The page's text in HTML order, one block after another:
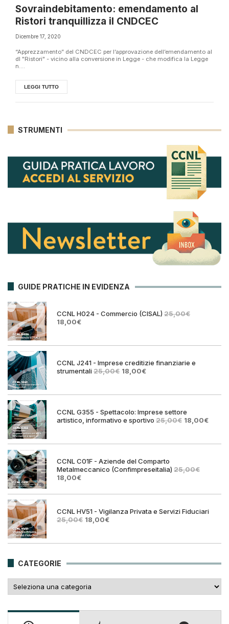
Sovraindebitamento: emendamento al
Ristori tranquillizza il CNDCEC
Dicembre 17, 2020
“Apprezzamento” del CNDCEC per l’approvazione dell’emendamento al
dl "Ristori" - vicino alla conversione in Legge - che modifica la Legge
n....
LEGGI TUTTO
STRUMENTI
GUIDE PRATICHE IN EVIDENZA
CCNL H024 - Commercio (CISAL) 25,00€
Il
era:
18,00€Il
è:
CCNL J241 - Imprese creditizie finanziarie e
strumentali25,00€ Il
era:
18,00€Il
è:
CCNL G355 - Spettacolo: Imprese settore
artistico, informativo e sportivo 25,00€ Il
era:
18,00€Il
è:
CCNL C01F - Aziende del Comparto
Metalmeccanico (Confimpreseitalia) 25,00€
Il
originale
25,00€.
18,00€Il
attuale
18,00€.
CCNL HV51 - Vigilanza Privata e Servizi Fiduciari
25,00€ Il
era:
18,00€Il
è:
CATEGORIE